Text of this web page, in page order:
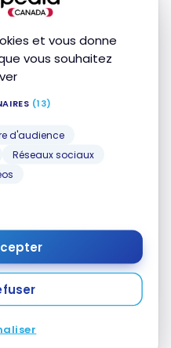
et vous donne
vous souhaitez
(13)
d'audience
Réseaux sociaux
année :298 $
En savoir plus